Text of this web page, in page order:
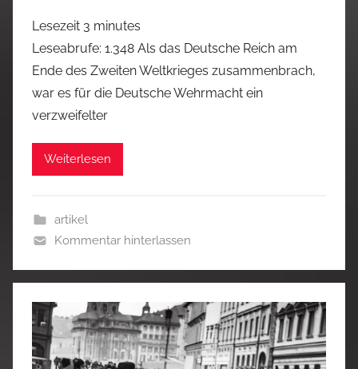
Lesezeit 3 minutes
Leseabrufe: 1.348 Als das Deutsche Reich am
Ende des Zweiten Weltkrieges zusammenbrach,
war es für die Deutsche Wehrmacht ein
verzweifelter
Weiterlesen
artikel
Kommentar hinterlassen